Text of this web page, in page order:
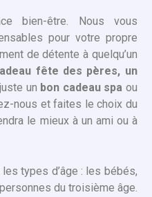
bien-être. Nous vous
pour votre propre
de détente à quelqu’un
fête des pères, un
un bon cadeau spa ou
nous et faites le choix du
le mieux à un ami ou à
types d’âge : les bébés,
du troisième âge.